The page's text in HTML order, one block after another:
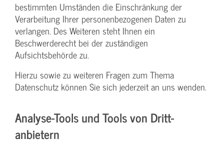
bestimmten Umständen die Einschränkung der
Verarbeitung Ihrer personenbezogenen Daten zu
verlangen. Des Weiteren steht Ihnen ein
Beschwerderecht bei der zuständigen
Aufsichtsbehörde zu.
Hierzu sowie zu weiteren Fragen zum Thema
Datenschutz können Sie sich jederzeit an uns wenden.
Analyse-Tools und Tools von Dritt­
anbietern